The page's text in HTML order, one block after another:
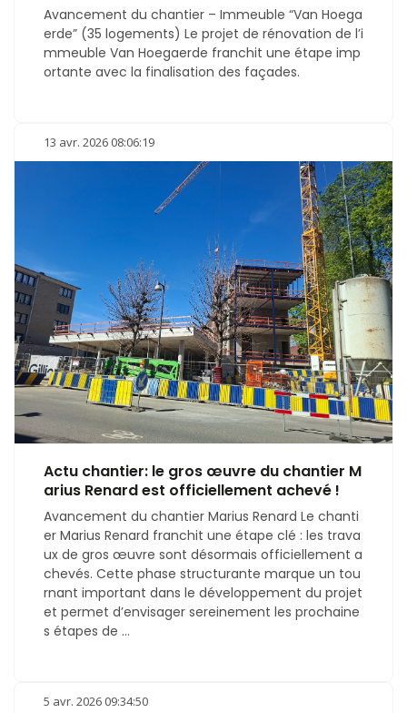
Avancement du chantier – Immeuble “Van Hoega
erde” (35 logements) Le projet de rénovation de l’i
mmeuble Van Hoegaerde franchit une étape imp
ortante avec la finalisation des façades.
13 avr. 2026 08:06:19
Actu chantier: le gros œuvre du chantier M
arius Renard est officiellement achevé !
Avancement du chantier Marius Renard Le chanti
er Marius Renard franchit une étape clé : les trava
ux de gros œuvre sont désormais officiellement a
chevés. Cette phase structurante marque un tou
rnant important dans le développement du projet
et permet d’envisager sereinement les prochaine
s étapes de ...
5 avr. 2026 09:34:50